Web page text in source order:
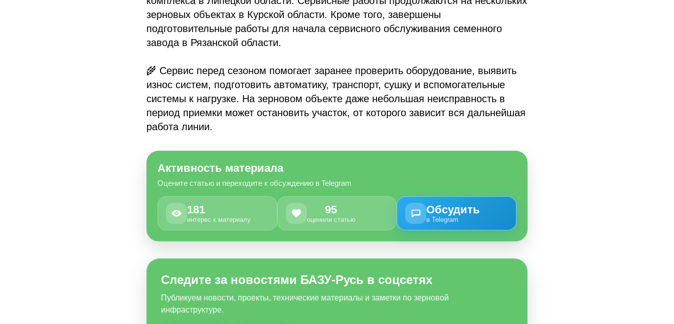
зерновых объектах в Курской области. Кроме того, завершены
подготовительные работы для начала сервисного обслуживания семенного
завода в Рязанской области.
🌾 Сервис перед сезоном помогает заранее проверить оборудование, выявить
износ систем, подготовить автоматику, транспорт, сушку и вспомогательные
системы к нагрузке. На зерновом объекте даже небольшая неисправность в
период приемки может остановить участок, от которого зависит вся дальнейшая
работа линии.
Активность материала
Оцените статью и переходите к обсуждению в Telegram
181
интерес к материалу
95
оценили статью
Обсудить
в Telegram
Следите за новостями БАЗУ-Русь в соцсетях
Публикуем новости, проекты, технические материалы и заметки по зерновой
инфраструктуре.